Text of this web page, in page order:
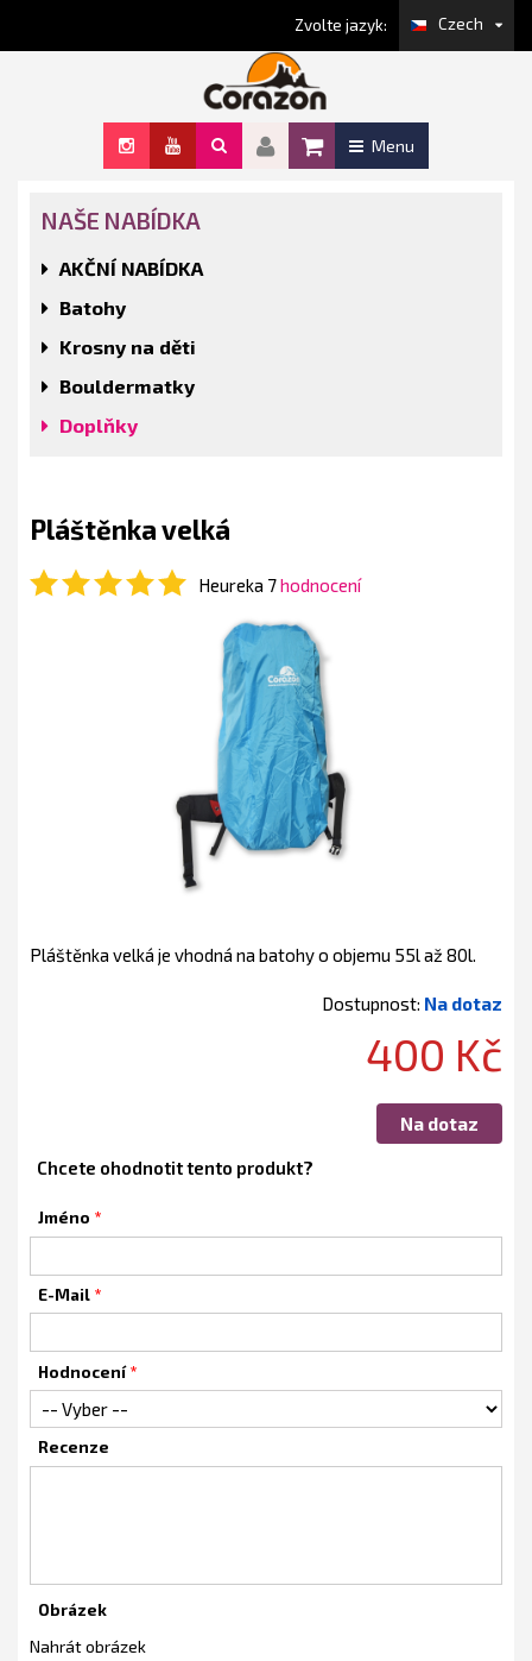
Zvolte jazyk: Czech
Menu
NAŠE NABÍDKA
AKČNÍ NABÍDKA
Batohy
Krosny na děti
Bouldermatky
Doplňky
Pláštěnka velká
Heureka 7hodnocení
Pláštěnka velká je vhodná na batohy o objemu 55l až 80l.
Dostupnost: Na dotaz
400 Kč
Na dotaz
Chcete ohodnotit tento produkt?
Jméno
E-Mail
Hodnocení
Recenze
Obrázek
Nahrát obrázek